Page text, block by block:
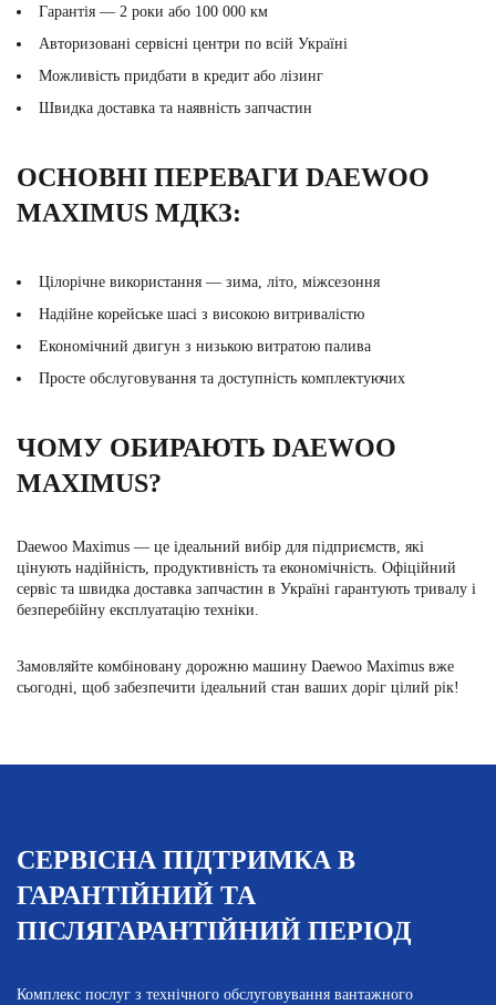
Гарантія — 2 роки або 100 000 км
Авторизовані сервісні центри по всій Україні
Можливість придбати в кредит або лізинг
Швидка доставка та наявність запчастин
ОСНОВНІ ПЕРЕВАГИ DAEWOO
MAXIMUS МДКЗ:
Цілорічне використання — зима, літо, міжсезоння
Надійне корейське шасі з високою витривалістю
Економічний двигун з низькою витратою палива
Просте обслуговування та доступність комплектуючих
ЧОМУ ОБИРАЮТЬ DAEWOO
MAXIMUS?
Daewoo Maximus — це ідеальний вибір для підприємств, які
цінують надійність, продуктивність та економічність. Офіційний
сервіс та швидка доставка запчастин в Україні гарантують тривалу і
безперебійну експлуатацію техніки.
Замовляйте комбіновану дорожню машину Daewoo Maximus вже
сьогодні, щоб забезпечити ідеальний стан ваших доріг цілий рік!
СЕРВІСНА ПІДТРИМКА В
ГАРАНТІЙНИЙ ТА
ПІСЛЯГАРАНТІЙНИЙ ПЕРІОД
Комплекс послуг з технічного обслуговування вантажного